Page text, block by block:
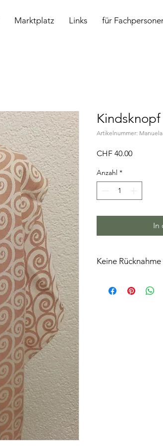
Marktplatz Links für
Artikelnummer: Manuela
CHF 40.00Preis
Anzahl *
In
Keine Rücknahme
getestet werden